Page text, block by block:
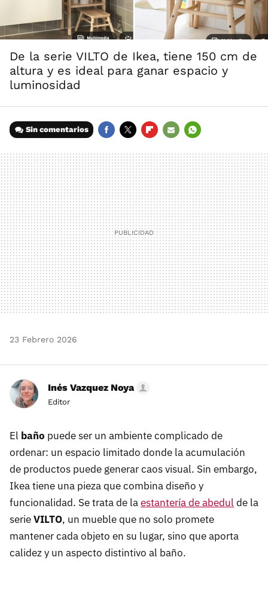
De la serie VILTO de Ikea, tiene 150 cm de
altura y es ideal para ganar espacio y
luminosidad
Sin comentarios
MAIL
23 Febrero 2026
Inés Vazquez Noya
Editor
El baño puede ser un ambiente complicado de
ordenar: un espacio limitado donde la acumulación
de productos puede generar caos visual. Sin embargo,
Ikea tiene una pieza que combina diseño y
funcionalidad. Se trata de laestantería de abedulde la
serieVILTO, un mueble que no solo promete
mantener cada objeto en su lugar, sino que aporta
calidez y un aspecto distintivo al baño.